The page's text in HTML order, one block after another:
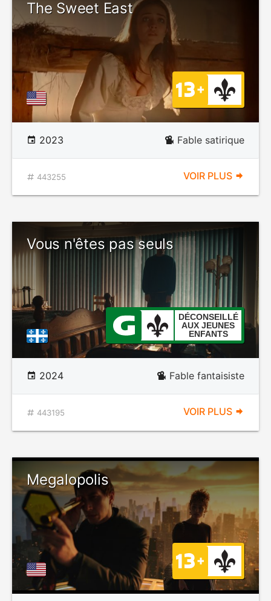
The Sweet East
2023 Fable satirique
443255 VOIR PLUS
Vous n'êtes pas seuls
DÉCONSEILLÉ
AUX JEUNES
ENFANTS
2024 Fable fantaisiste
443195 VOIR PLUS
Megalopolis